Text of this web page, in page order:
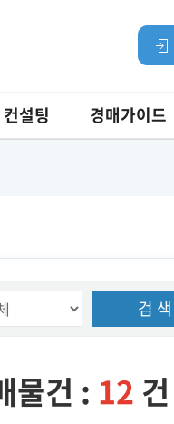
설팅 경매가이드
검 색
물건 : 12 건